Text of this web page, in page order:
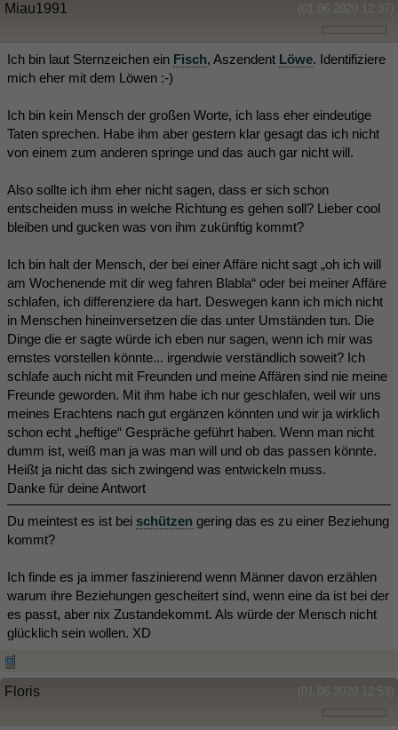
(01.06.2020 12:37)
Miau1991
Ich bin laut Sternzeichen ein Fisch, Aszendent Löwe. Identifiziere
mich eher mit dem Löwen :-)
Ich bin kein Mensch der großen Worte, ich lass eher eindeutige
Taten sprechen. Habe ihm aber gestern klar gesagt das ich nicht
von einem zum anderen springe und das auch gar nicht will.
Also sollte ich ihm eher nicht sagen, dass er sich schon
entscheiden muss in welche Richtung es gehen soll? Lieber cool
bleiben und gucken was von ihm zukünftig kommt?
Ich bin halt der Mensch, der bei einer Affäre nicht sagt „oh ich will
am Wochenende mit dir weg fahren Blabla“ oder bei meiner Affäre
schlafen, ich differenziere da hart. Deswegen kann ich mich nicht
in Menschen hineinversetzen die das unter Umständen tun. Die
Dinge die er sagte würde ich eben nur sagen, wenn ich mir was
ernstes vorstellen könnte... irgendwie verständlich soweit? Ich
schlafe auch nicht mit Freunden und meine Affären sind nie meine
Freunde geworden. Mit ihm habe ich nur geschlafen, weil wir uns
meines Erachtens nach gut ergänzen könnten und wir ja wirklich
schon echt „heftige“ Gespräche geführt haben. Wenn man nicht
dumm ist, weiß man ja was man will und ob das passen könnte.
Heißt ja nicht das sich zwingend was entwickeln muss.
Danke für deine Antwort
Du meintest es ist bei schützen gering das es zu einer Beziehung
kommt?
Ich finde es ja immer faszinierend wenn Männer davon erzählen
warum ihre Beziehungen gescheitert sind, wenn eine da ist bei der
es passt, aber nix Zustandekommt. Als würde der Mensch nicht
glücklich sein wollen. XD
(01.06.2020 12:53)
Floris